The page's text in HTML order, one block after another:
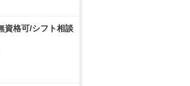
資格可/シフト相談